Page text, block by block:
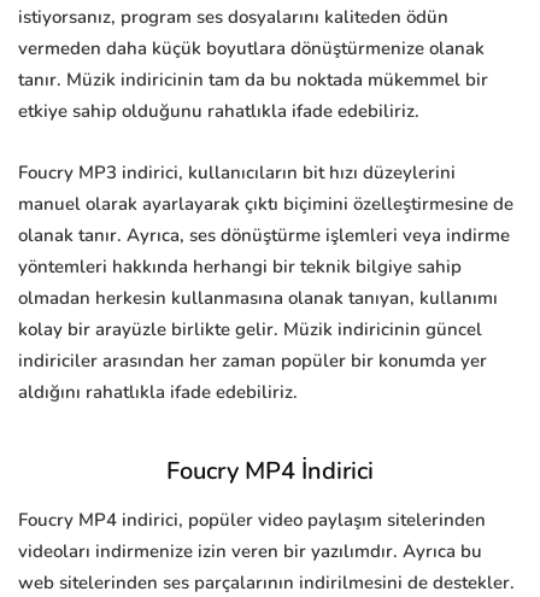
istiyorsanız, program ses dosyalarını kaliteden ödün
vermeden daha küçük boyutlara dönüştürmenize olanak
tanır. Müzik indiricinin tam da bu noktada mükemmel bir
etkiye sahip olduğunu rahatlıkla ifade edebiliriz.
Foucry MP3 indirici, kullanıcıların bit hızı düzeylerini
manuel olarak ayarlayarak çıktı biçimini özelleştirmesine de
olanak tanır. Ayrıca, ses dönüştürme işlemleri veya indirme
yöntemleri hakkında herhangi bir teknik bilgiye sahip
olmadan herkesin kullanmasına olanak tanıyan, kullanımı
kolay bir arayüzle birlikte gelir. Müzik indiricinin güncel
indiriciler arasından her zaman popüler bir konumda yer
aldığını rahatlıkla ifade edebiliriz.
Foucry MP4 İndirici
Foucry MP4 indirici, popüler video paylaşım sitelerinden
videoları indirmenize izin veren bir yazılımdır. Ayrıca bu
web sitelerinden ses parçalarının indirilmesini de destekler.